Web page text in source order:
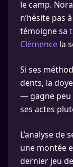
le camp.
n’hésite pas
témoigne sa
Clémence la
Si ses
dents, la
— gagne peu
ses actes
L’analyse
une montée
dernier jeu